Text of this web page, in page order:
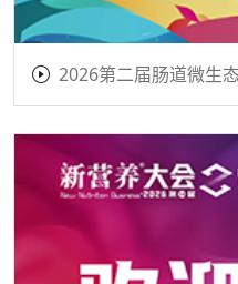
2026第二届肠道微生